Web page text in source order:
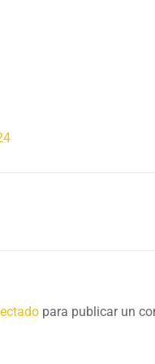
para publicar un